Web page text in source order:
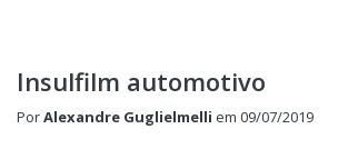
Insulfilm automotivo
PorAlexandre Guglielmelli em 09/07/2019